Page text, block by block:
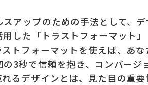
アップのための手法として、
した「トラストフォーマット
ストフォーマットを使えば、あ
3秒で信頼を抱き、コンバージ
るデザインとは、見た目の重要